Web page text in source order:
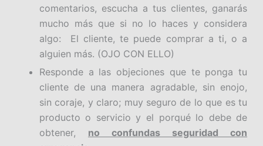
comentarios, escucha a tus clientes, ganarás
mucho más que si no lo haces y considera
algo: El cliente, te puede comprar a ti, o a
alguien más. (OJO CON ELLO)
Responde a las objeciones que te ponga tu
cliente de una manera agradable, sin enojo,
sin coraje, y claro; muy seguro de lo que es tu
producto o servicio y el porqué lo debe de
obtener, no confundas seguridad con